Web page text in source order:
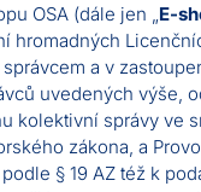
OSA (dále jen „E-
hromadných
a v
uvedených výše,
kolektivní správy ve
zákona, a
§ 19 AZ též k